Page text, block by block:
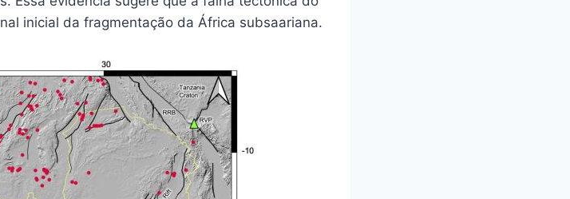
inicial da fragmentação da África subsaariana.